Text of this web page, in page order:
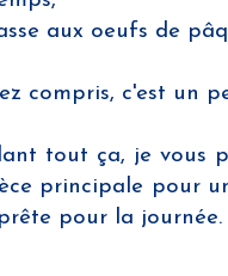
aux oeufs de
compris, c'est un
tout ça, je vous
principale pour
pour la journée.